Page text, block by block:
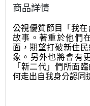
商品詳情
公視優質節目「我
故事。著重於他們
面，期望打破新住
象。另外也將會有
「新二代」們所面
何走出自我身分認同